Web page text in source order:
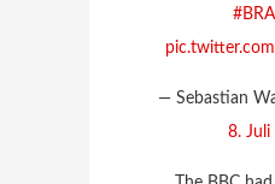
— Sebastian
8. Juli